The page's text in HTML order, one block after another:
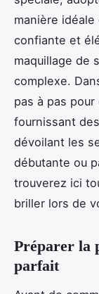
manière
confiante et
maquillage de
complexe.
pas à pas
fournissant
dévoilant les
débutante ou
trouverez ici
briller lors de
Préparer la
parfait